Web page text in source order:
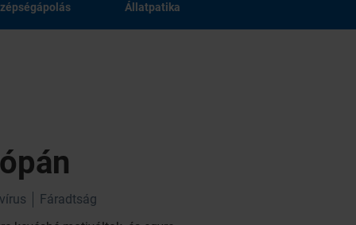
Állatpatika
vírus
Fáradtság